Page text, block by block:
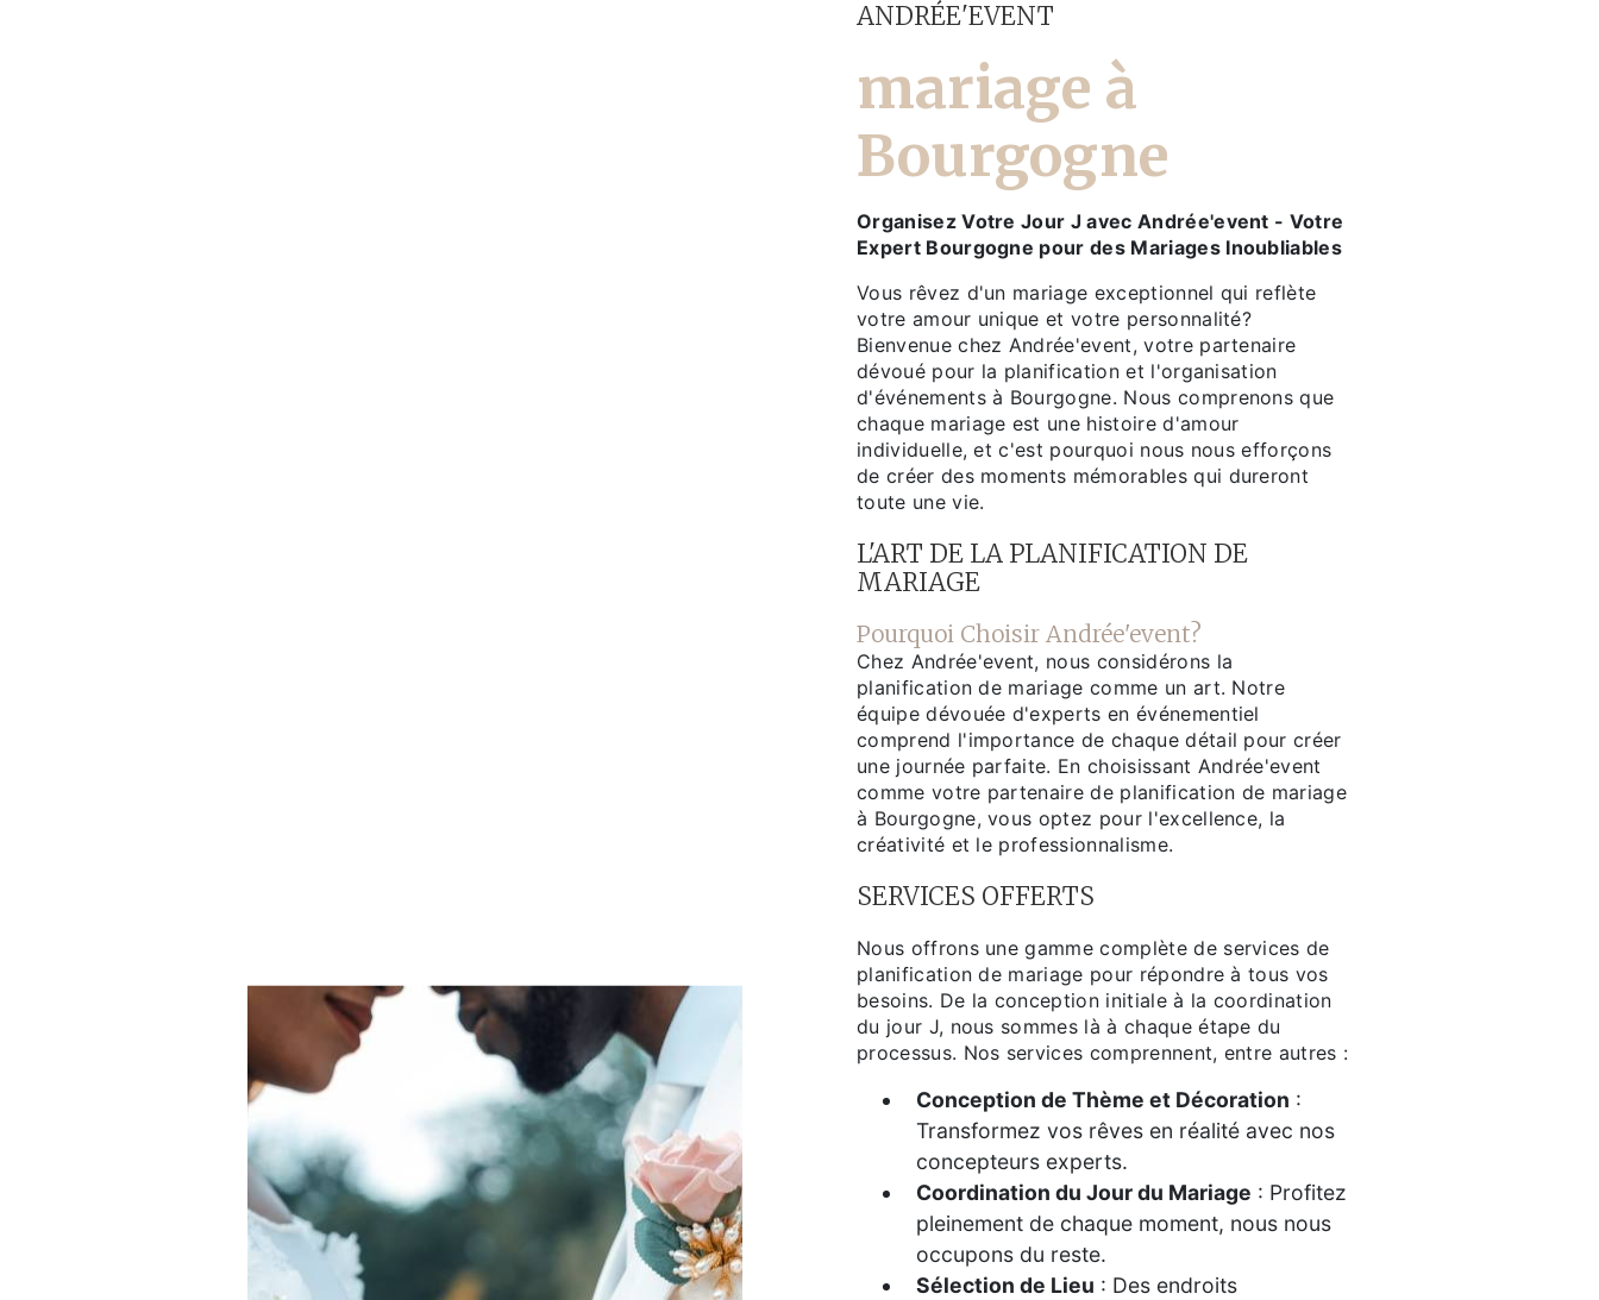
ANDRÉE'EVENT
mariage à
Bourgogne
Organisez Votre Jour J avec Andrée'event - Votre
Expert Bourgogne pour des Mariages Inoubliables
Vous rêvez d'un mariage exceptionnel qui reflète
votre amour unique et votre personnalité?
Bienvenue chez Andrée'event, votre partenaire
dévoué pour la planification et l'organisation
d'événements à Bourgogne. Nous comprenons que
chaque mariage est une histoire d'amour
individuelle, et c'est pourquoi nous nous efforçons
de créer des moments mémorables qui dureront
toute une vie.
L'ART DE LA PLANIFICATION DE
MARIAGE
Pourquoi Choisir Andrée'event?
Chez Andrée'event, nous considérons la
planification de mariage comme un art. Notre
équipe dévouée d'experts en événementiel
comprend l'importance de chaque détail pour créer
une journée parfaite. En choisissant Andrée'event
comme votre partenaire de planification de mariage
à Bourgogne, vous optez pour l'excellence, la
créativité et le professionnalisme.
SERVICES OFFERTS
Nous offrons une gamme complète de services de
planification de mariage pour répondre à tous vos
besoins. De la conception initiale à la coordination
du jour J, nous sommes là à chaque étape du
processus. Nos services comprennent, entre autres :
Conception de Thème et Décoration :
Transformez vos rêves en réalité avec nos
concepteurs experts.
Coordination du Jour du Mariage : Profitez
pleinement de chaque moment, nous nous
occupons du reste.
Sélection de Lieu : Des endroits